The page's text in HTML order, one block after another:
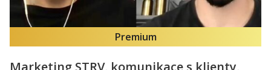
Premium
Marketing STRV, komunikace s klienty,